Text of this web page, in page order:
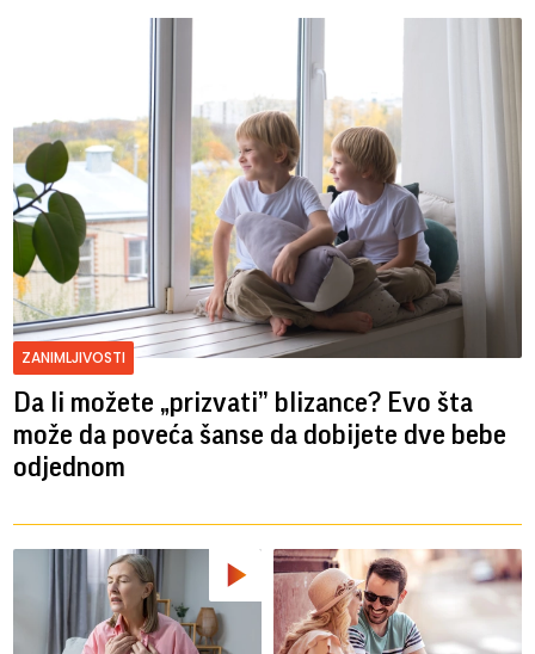
ZANIMLJIVOSTI
Da li možete „prizvati” blizance? Evo šta
može da poveća šanse da dobijete dve bebe
odjednom